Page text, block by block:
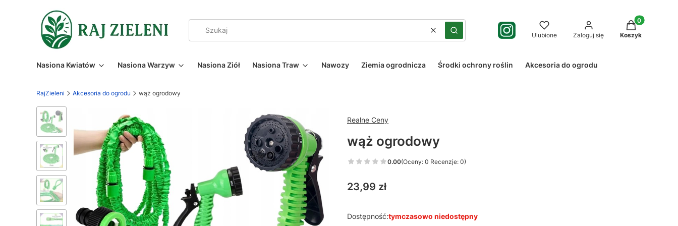
WyczyśćSzukaj Ulubione Zaloguj się
Produkty w
Koszyk
Nasiona Kwiatów Nasiona Warzyw Nasiona Ziół Nasiona Traw Nawozy Ziemia ogrodnicza Środki ochrony roślin Akcesoria do ogrodu
RajZieleni Akcesoria do ogrodu wąż ogrodowy
Realne Ceny
wąż ogrodowy
0.00(Oceny: 0 Recenzje: 0)
Cena
23,99 zł
Dostępność:tymczasowo niedostępny